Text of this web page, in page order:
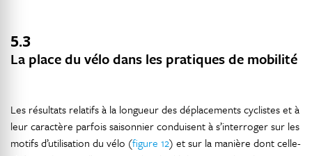
5.3
La place du vélo dans les pratiques de mobilité
Les résultats relatifs à la longueur des déplacements cyclistes et à
leur caractère parfois saisonnier conduisent à s’interroger sur les
motifs d’utilisation du vélo (figure 12) et sur la manière dont celle-